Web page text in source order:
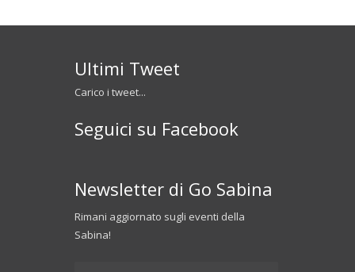
Ultimi Tweet
Carico i tweet...
Seguici su Facebook
Newsletter di Go Sabina
Rimani aggiornato sugli eventi della
Sabina!